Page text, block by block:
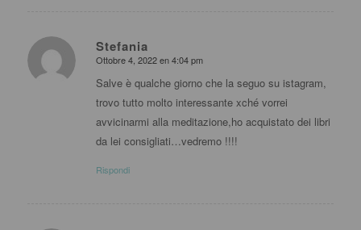
Stefania
dice:
Ottobre 4, 2022 en 4:04 pm
Salve è qualche giorno che la seguo su istagram,
trovo tutto molto interessante xché vorrei
avvicinarmi alla meditazione,ho acquistato dei libri
da lei consigliati…vedremo !!!!
Rispondi